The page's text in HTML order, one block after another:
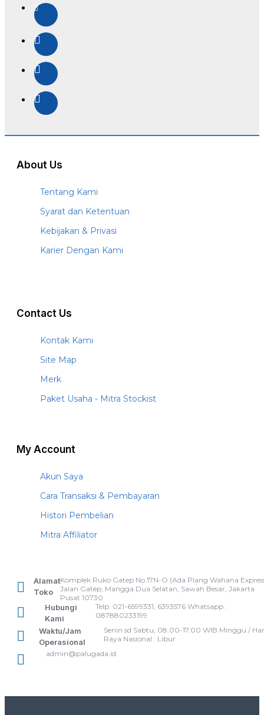
About Us
Tentang Kami
Syarat dan Ketentuan
Kebijakan & Privasi
Karier Dengan Kami
Contact Us
Kontak Kami
Site Map
Merk
Paket Usaha - Mitra Stockist
My Account
Akun Saya
Cara Transaksi & Pembayaran
Histori Pembelian
Mitra Affiliator
Alamat
Toko
Komplek Ruko Gatep No.17N-O (Ada Plang Wahana
Jalan Gatep, Mangga Dua Selatan, Sawah Besar, Jakarta
Pusat 10730
Hubungi
Kami
Telp: 021-6599331, 6393576 Whatsapp :
087880233199
Waktu/Jam
Operasional
Senin sd Sabtu, 08.00-17.00 WIB Minggu /
Raya Nasional : Libur
admin@palugada.id